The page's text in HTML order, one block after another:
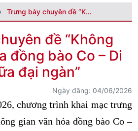
Trưng bày chuyên đề “Không gian văn hóa đồng bào C...
đề “Không
đồng bào Co – Di
đại ngàn”
Ngày đăng: 04/06/2026
chương trình khai mạc trưng
gian văn hóa đồng bào Co –